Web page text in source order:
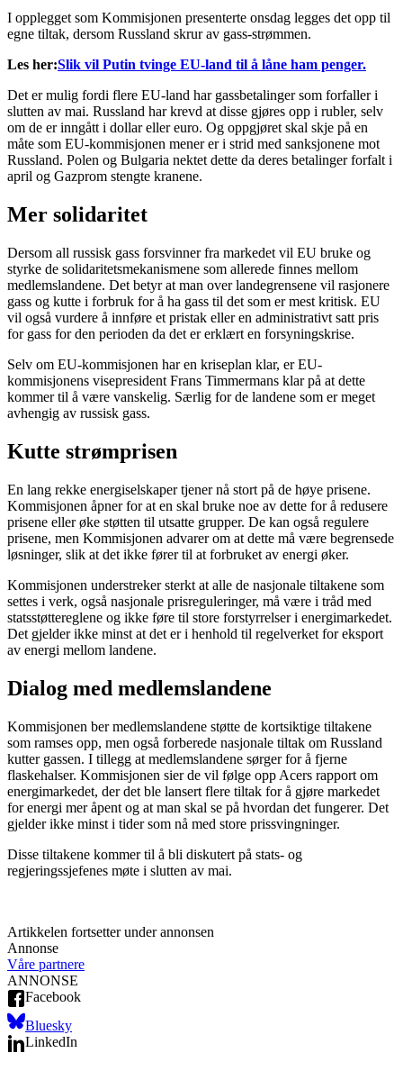
I opplegget som Kommisjonen presenterte onsdag legges det opp til
egne tiltak, dersom Russland skrur av gass-strømmen.
Les her:Slik vil Putin tvinge EU-land til å låne ham penger.
Det er mulig fordi flere EU-land har gassbetalinger som forfaller i
slutten av mai. Russland har krevd at disse gjøres opp i rubler, selv
om de er inngått i dollar eller euro. Og oppgjøret skal skje på en
måte som EU-kommisjonen mener er i strid med sanksjonene mot
Russland. Polen og Bulgaria nektet dette da deres betalinger forfalt i
april og Gazprom stengte kranene.
Mer solidaritet
Dersom all russisk gass forsvinner fra markedet vil EU bruke og
styrke de solidaritetsmekanismene som allerede finnes mellom
medlemslandene. Det betyr at man over landegrensene vil rasjonere
gass og kutte i forbruk for å ha gass til det som er mest kritisk. EU
vil også vurdere å innføre et pristak eller en administrativt satt pris
for gass for den perioden da det er erklært en forsyningskrise.
Selv om EU-kommisjonen har en kriseplan klar, er EU-
kommisjonens visepresident Frans Timmermans klar på at dette
kommer til å være vanskelig. Særlig for de landene som er meget
avhengig av russisk gass.
Kutte strømprisen
En lang rekke energiselskaper tjener nå stort på de høye prisene.
Kommisjonen åpner for at en skal bruke noe av dette for å redusere
prisene eller øke støtten til utsatte grupper. De kan også regulere
prisene, men Kommisjonen advarer om at dette må være begrensede
løsninger, slik at det ikke fører til at forbruket av energi øker.
Kommisjonen understreker sterkt at alle de nasjonale tiltakene som
settes i verk, også nasjonale prisreguleringer, må være i tråd med
statsstøttereglene og ikke føre til store forstyrrelser i energimarkedet.
Det gjelder ikke minst at det er i henhold til regelverket for eksport
av energi mellom landene.
Dialog med medlemslandene
Kommisjonen ber medlemslandene støtte de kortsiktige tiltakene
som ramses opp, men også forberede nasjonale tiltak om Russland
kutter gassen. I tillegg at medlemslandene sørger for å fjerne
flaskehalser. Kommisjonen sier de vil følge opp Acers rapport om
energimarkedet, der det ble lansert flere tiltak for å gjøre markedet
for energi mer åpent og at man skal se på hvordan det fungerer. Det
gjelder ikke minst i tider som nå med store prissvingninger.
Disse tiltakene kommer til å bli diskutert på stats- og
regjeringssjefenes møte i slutten av mai.
Artikkelen fortsetter under annonsen
Annonse
Våre partnere
ANNONSE
Facebook
Bluesky
LinkedIn